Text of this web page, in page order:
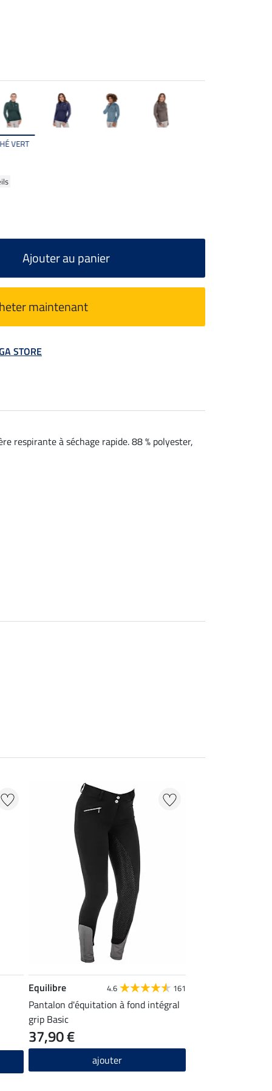
VERT
Ajouter au panier
maintenant
STORE
respirante à séchage rapide. 88 % polyester,
Equilibre 4.6 161
Pantalon d'équitation à fond intégral
grip Basic
37,90 €
ajouter